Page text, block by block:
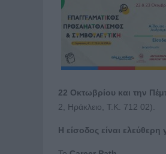
22 Οκτωβρίου και την
2, Ηράκλειο, Τ.Κ. 712 02).
Η είσοδος είναι ελεύθερη